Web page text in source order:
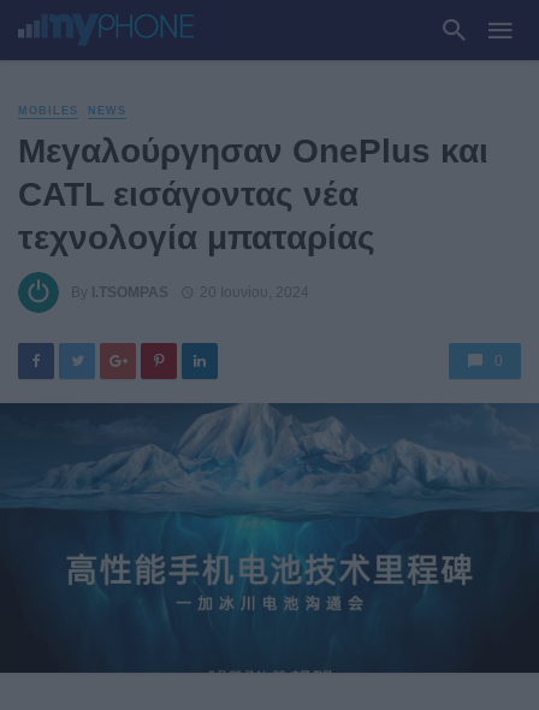
MOBILES NEWS
Μεγαλούργησαν OnePlus και
CATL εισάγοντας νέα
τεχνολογία μπαταρίας
By I.TSOMPAS 20 Ιουνίου, 2024
0